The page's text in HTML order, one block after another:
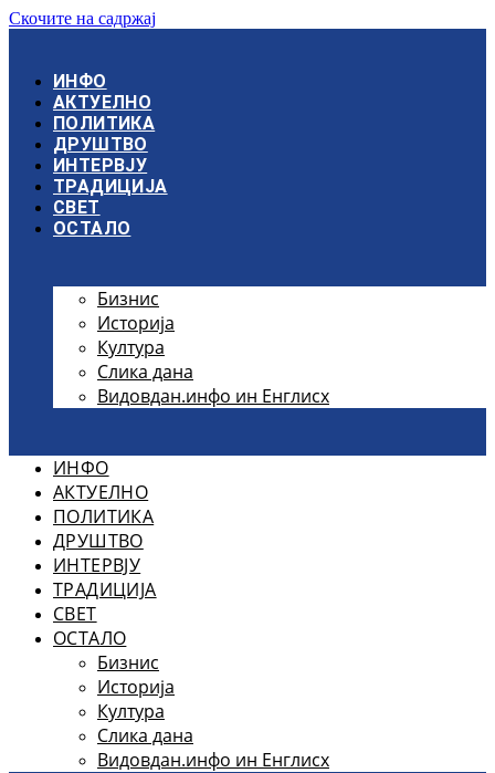
Скочите на садржај
ИНФО
АКТУЕЛНО
ПОЛИТИКА
ДРУШТВО
ИНТЕРВЈУ
ТРАДИЦИЈА
СВЕТ
ОСТАЛО
Бизнис
Историја
Култура
Слика дана
Видовдан.инфо ин Енглисх
ИНФО
АКТУЕЛНО
ПОЛИТИКА
ДРУШТВО
ИНТЕРВЈУ
ТРАДИЦИЈА
СВЕТ
ОСТАЛО
Бизнис
Историја
Култура
Слика дана
Видовдан.инфо ин Енглисх